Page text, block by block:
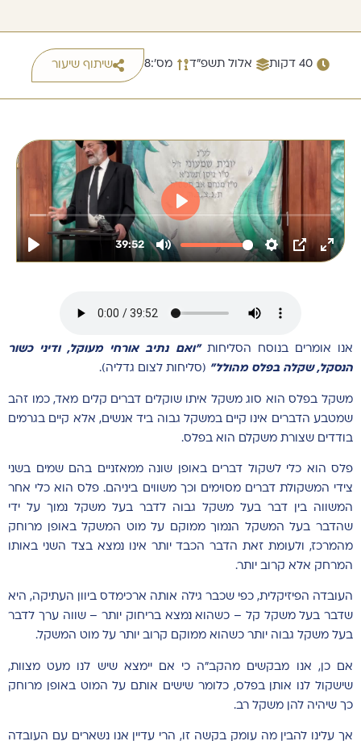
40 דקות אלול תשפ"ד מס׳:8 שיתוף שיעור
אנו אומרים בנוסח הסליחות"ואם נתיב אורחי מעוקל, ודיני כשור
הנסקל, שקלה בפלס מהולל" (סליחות לצום גדליה).
משקל בפלס הוא סוג משקל איתו שוקלים דברים קלים מאד, כמו זהב
שמטבע הדברים אינו קיים במשקל גבוה ביד אנשים, אלא קיים בגרמים
בודדים שצורת משקלם הוא בפלס.
פלס הוא כלי לשקול דברים באופן שונה ממאזניים בהם שמים בשני
צידי המשקולת דברים מסוימים וכך משווים ביניהם. פלס הוא כלי אחר
המשווה בין דבר בעל משקל גבוה לדבר בעל משקל נמוך על ידי
שהדבר בעל המשקל הנמוך ממוקם על מוט המשקל באופן מרוחק
מהמרכז, ולעומת זאת הדבר הכבד יותר אינו נמצא בצד השני באותו
המרחק אלא קרוב יותר.
העובדה הפיזיקלית, כפי שכבר גילה אותה ארכימדס ביוון העתיקה, היא
שדבר בעל משקל קל – כשהוא נמצא בריחוק יותר – שווה ערך לדבר
בעל משקל גבוה יותר כשהוא ממוקם קרוב יותר על מוט המשקל.
אם כן, אנו מבקשים מהקב"ה כי אם יימצא שיש לנו מעט מצוות,
שישקול לנו אותן בפלס, כלומר שישים אותם על המוט באופן מרוחק
כך שיהיה להן משקל רב.
אך עלינו להבין מה עומק בקשה זו, הרי עדיין אנו נשארים עם העובדה